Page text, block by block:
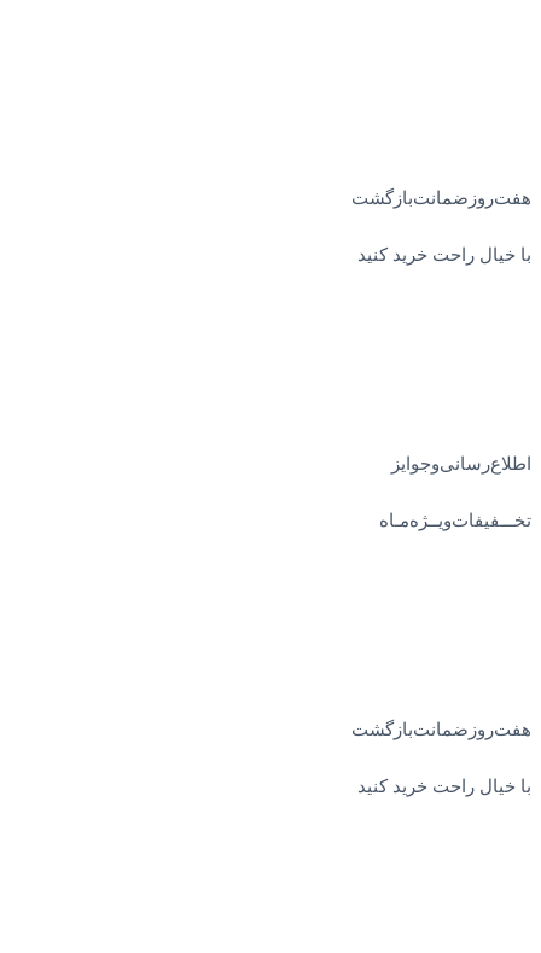
هفت‌روز‌ضمانت‌بازگشت
با خیال راحت خرید کنید
اطلاع‌رسانی‌و‌جوایز
تخـــفیفات‌ویــژه‌مـاه
هفت‌روز‌ضمانت‌بازگشت
با خیال راحت خرید کنید